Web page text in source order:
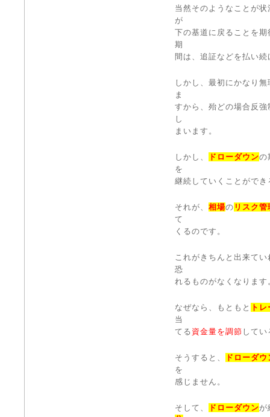
当然そのようなことが
が
下の基道に戻ることを期
期
間は、追証などを払い
しかし、最初にかなり無
ま
すから、殆どの場合反
し
まいます。
しかし、 ドローダウンの
を
継続していくことがで
それが、 相場の リスク管
て
くるのです。
これがきちんと出来てい
恐
れるものがなくなります
なぜなら、もともと ト
当
てる 資金量を調節 して
そうすると、
ドローダウ
を
感じません。
そして、 ドローダウンが